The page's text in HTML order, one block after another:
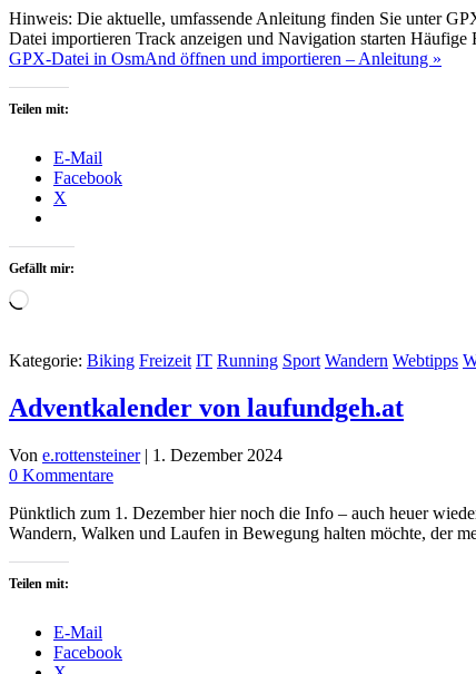
Hinweis: Die aktuelle, umfassende Anleitung finden Sie unter
Datei importieren Track anzeigen und Navigation starten
GPX-Datei in OsmAnd öffnen und importieren – Anleitung »
Teilen mit:
E-Mail
Facebook
X
Gefällt mir:
Wird
Kategorie: Biking Freizeit IT Running Sport Wandern Webtipps
Adventkalender von laufundgeh.at
Von e.rottensteiner | 1. Dezember 2024
0 Kommentare
Pünktlich zum 1. Dezember hier noch die Info – auch heuer
Wandern, Walken und Laufen in Bewegung halten möchte, der
Teilen mit:
E-Mail
Facebook